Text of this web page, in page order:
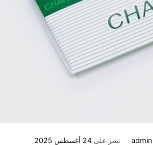
admin نشر على 24 أغسطس 2025